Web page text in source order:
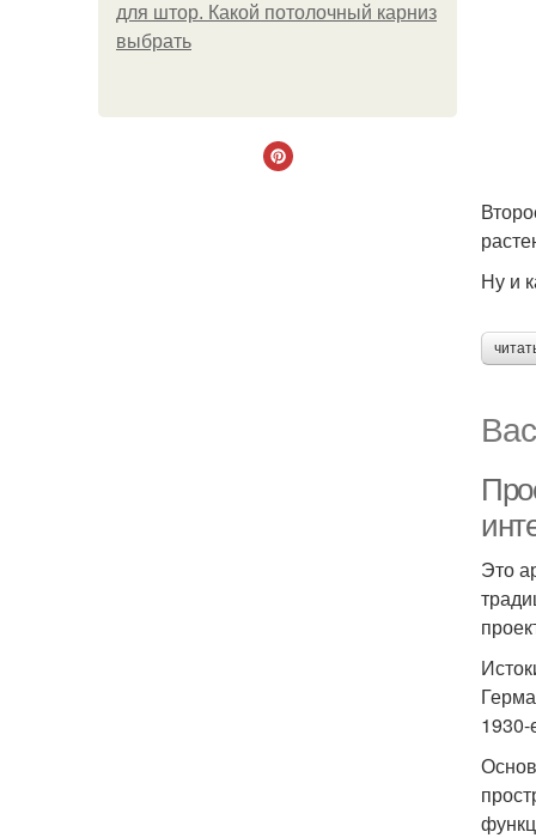
для штор. Какой потолочный карниз
выбрать
Ну и
Это